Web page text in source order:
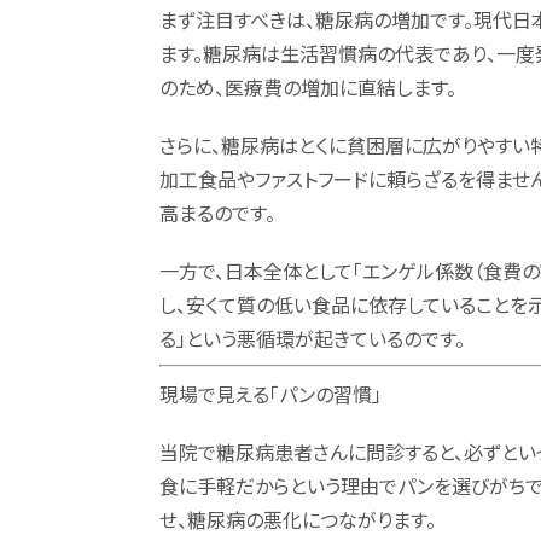
まず注目すべきは、糖尿病の増加です。現代
ます。糖尿病は生活習慣病の代表であり、一
のため、医療費の増加に直結します。
さらに、糖尿病はとくに貧困層に広がりやす
加工食品やファストフードに頼らざるを得ま
高まるのです。
一方で、日本全体として「エンゲル係数（食費
し、安くて質の低い食品に依存していることを
る」という悪循環が起きているのです。
現場で見える「パンの習慣」
当院で糖尿病患者さんに問診すると、必ずと
食に手軽だからという理由でパンを選びがち
せ、糖尿病の悪化につながります。